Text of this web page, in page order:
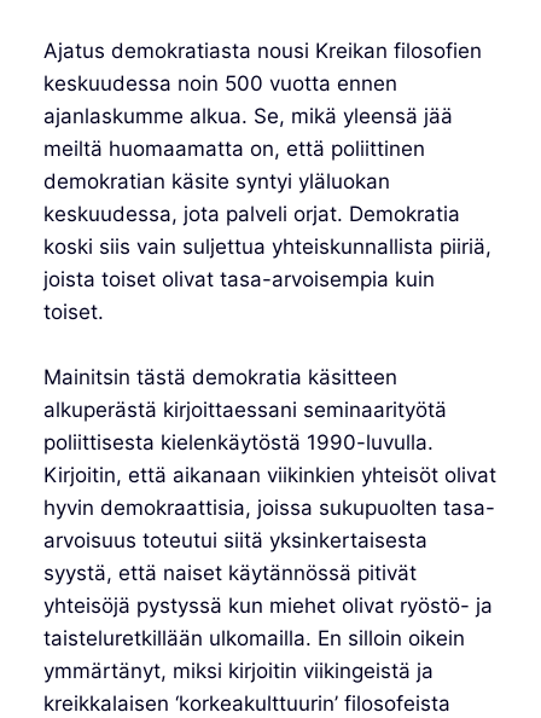
Ajatus demokratiasta nousi Kreikan filosofien
keskuudessa noin 500 vuotta ennen
ajanlaskumme alkua. Se, mikä yleensä jää
meiltä huomaamatta on, että poliittinen
demokratian käsite syntyi yläluokan
keskuudessa, jota palveli orjat. Demokratia
koski siis vain suljettua yhteiskunnallista piiriä,
joista toiset olivat tasa-arvoisempia kuin
toiset.
Mainitsin tästä demokratia käsitteen
alkuperästä kirjoittaessani seminaarityötä
poliittisesta kielenkäytöstä 1990-luvulla.
Kirjoitin, että aikanaan viikinkien yhteisöt olivat
hyvin demokraattisia, joissa sukupuolten tasa-
arvoisuus toteutui siitä yksinkertaisesta
syystä, että naiset käytännössä pitivät
yhteisöjä pystyssä kun miehet olivat ryöstö- ja
taisteluretkillään ulkomailla. En silloin oikein
ymmärtänyt, miksi kirjoitin viikingeistä ja
kreikkalaisen ‘korkeakulttuurin’ filosofeista